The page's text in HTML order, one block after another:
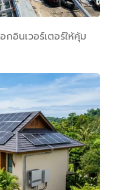
กอินเวอร์เตอร์ให้คุ้ม